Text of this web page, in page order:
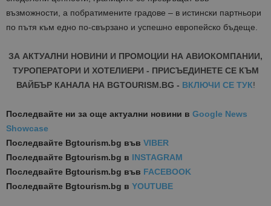
възможности, а побратимените градове – в истински партньори
по пътя към едно по-свързано и успешно европейско бъдеще.
ЗА АКТУАЛНИ НОВИНИ И ПРОМОЦИИ НА АВИОКОМПАНИИ,
ТУРОПЕРАТОРИ И ХОТЕЛИЕРИ - ПРИСЪЕДИНЕТЕ СЕ КЪМ
ВАЙБЪР КАНАЛА НА BGTOURISM.BG - ВКЛЮЧИ СЕ ТУК!
Последвайте ни за още актуални новини в Google News
Showcase
Последвайте Bgtourism.bg във VIBER
Последвайте Bgtourism.bg в INSTAGRAM
Последвайте Bgtourism.bg във FACEBOOK
Последвайте Bgtourism.bg в YOUTUBE